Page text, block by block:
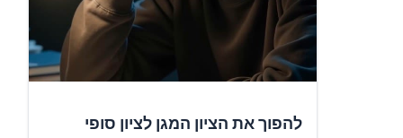
להפוך את הציון המגן לציון סופי